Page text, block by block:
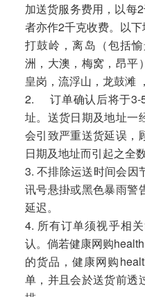
加送货服务费用，以每
者亦作2千克收费。以下
打鼓岭，离岛（包括
洲，大澳，梅窝，昂平
皇岗，流浮山，龙鼓滩
2. 订单确认后将于3-
址。送货日期及地址一
会引致严重送货延误，
日期及地址而引起之全数
3. 不排除运送时间会因
讯号悬掛或黑色暴雨警
延迟。
4. 所有订单须视乎相
认。倘若健康网购
的货品，健康网购
单，并且会於送货前透